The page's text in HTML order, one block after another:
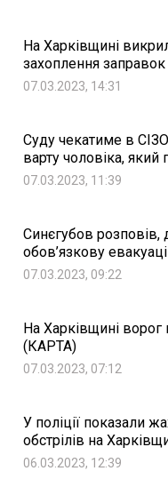
На Харківщині
захоплення
07.03.2023, 14:31
Суду чекатиме в
варту чоловіка, який
07.03.2023, 11:39
Синєгубов розповів,
обов’язкову
07.03.2023, 09:22
На Харківщині ворог
(КАРТА)
07.03.2023, 07:12
У поліції показали
обстрілів на
06.03.2023, 12:39